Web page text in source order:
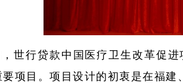
世行贷款中国医疗卫生改革促
项目。项目设计的初衷是在福建